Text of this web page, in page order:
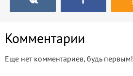
Комментарии
Еще нет комментариев, будь первым!